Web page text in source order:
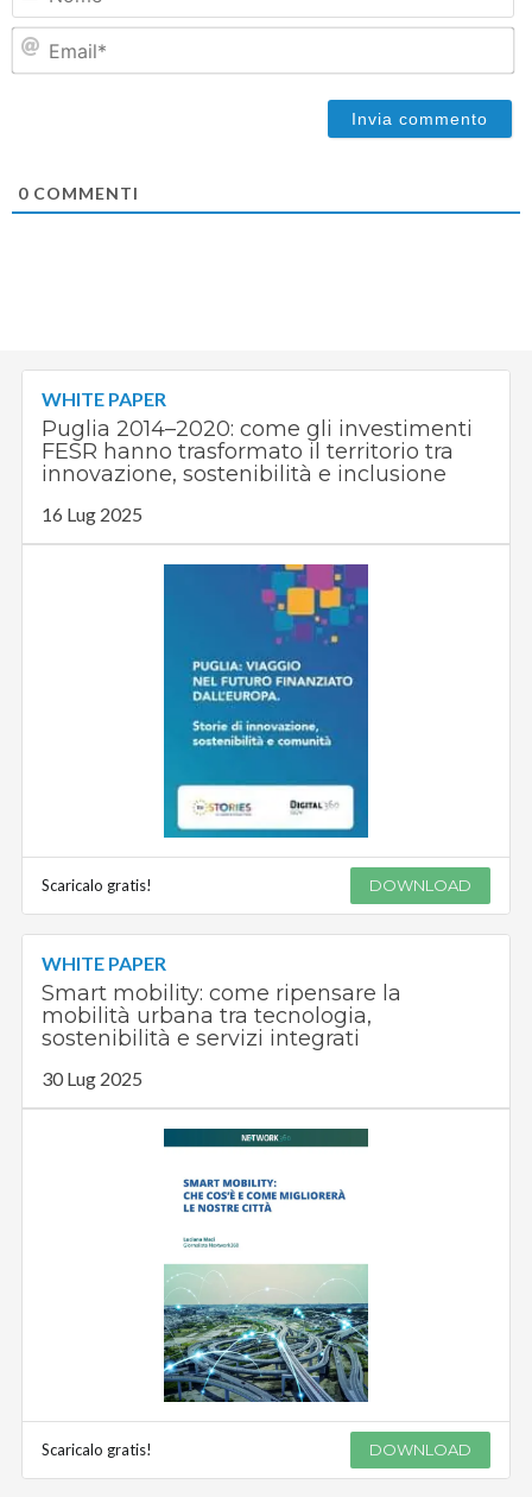
0 COMMENTI
WHITE PAPER
Puglia 2014–2020: come gli investimenti
FESR hanno trasformato il territorio tra
innovazione, sostenibilità e inclusione
16 Lug 2025
Scaricalo gratis! DOWNLOAD
WHITE PAPER
Smart mobility: come ripensare la
mobilità urbana tra tecnologia,
sostenibilità e servizi integrati
30 Lug 2025
Scaricalo gratis! DOWNLOAD